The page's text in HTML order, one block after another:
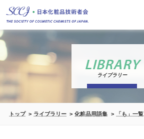
LIBRARY
ライブラリー
トップ ライブラリー 化粧品用語集 「も」一覧